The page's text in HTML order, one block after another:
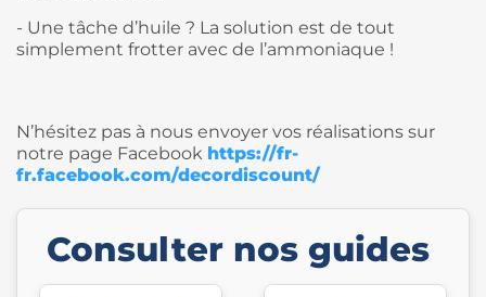
- Une tâche d’huile ? La solution est de tout
simplement frotter avec de l’ammoniaque !
N’hésitez pas à nous envoyer vos réalisations sur
notre page Facebook https://fr-
fr.facebook.com/decordiscount/
Consulter nos guides